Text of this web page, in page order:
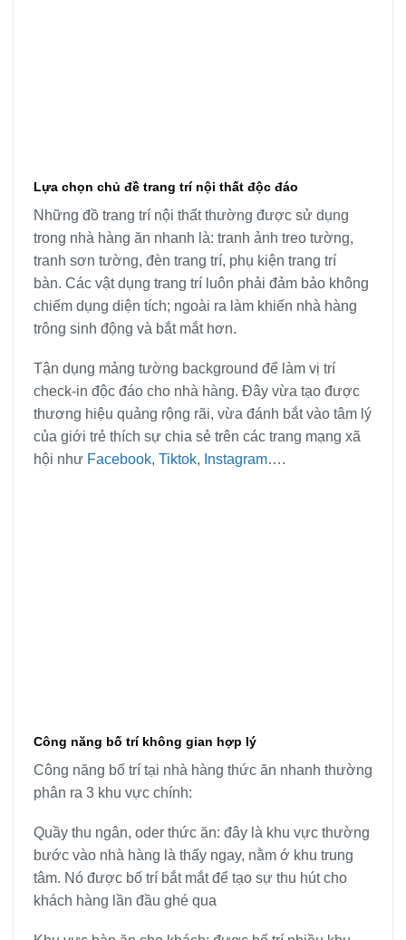
Lựa chọn chủ đề trang trí nội thất độc đáo
Những đồ trang trí nội thất thường được sử dụng
trong nhà hàng ăn nhanh là: tranh ảnh treo tường,
tranh sơn tường, đèn trang trí, phụ kiện trang trí
bàn. Các vật dụng trang trí luôn phải đảm bảo không
chiếm dụng diện tích; ngoài ra làm khiến nhà hàng
trông sinh động và bắt mắt hơn.
Tận dụng mảng tường background để làm vị trí
check-in độc đáo cho nhà hàng. Đây vừa tạo được
thương hiệu quảng rộng rãi, vừa đánh bắt vào tâm lý
của giới trẻ thích sự chia sẻ trên các trang mạng xã
hội như Facebook, Tiktok, Instagram….
Công năng bố trí không gian hợp lý
Công năng bố trí tại nhà hàng thức ăn nhanh thường
phân ra 3 khu vực chính:
Quầy thu ngân, oder thức ăn: đây là khu vực thường
bước vào nhà hàng là thấy ngay, nằm ớ khu trung
tâm. Nó được bố trí bắt mắt để tạo sự thu hút cho
khách hàng lần đầu ghé qua